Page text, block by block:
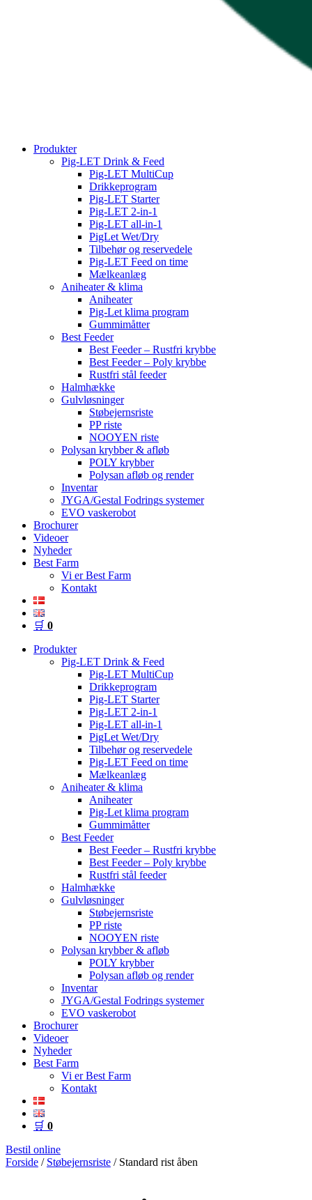
Produkter
Pig-LET Drink & Feed
Pig-LET MultiCup
Drikkeprogram
Pig-LET Starter
Pig-LET 2-in-1
Pig-LET all-in-1
PigLet Wet/Dry
Tilbehør og reservedele
Pig-LET Feed on time
Mælkeanlæg
Aniheater & klima
Aniheater
Pig-Let klima program
Gummimåtter
Best Feeder
Best Feeder – Rustfri krybbe
Best Feeder – Poly krybbe
Rustfri stål feeder
Halmhække
Gulvløsninger
Støbejernsriste
PP riste
NOOYEN riste
Polysan krybber & afløb
POLY krybber
Polysan afløb og render
Inventar
JYGA/Gestal Fodrings systemer
EVO vaskerobot
Brochurer
Videoer
Nyheder
Best Farm
Vi er Best Farm
Kontakt
🛒 0
Produkter
Pig-LET Drink & Feed
Pig-LET MultiCup
Drikkeprogram
Pig-LET Starter
Pig-LET 2-in-1
Pig-LET all-in-1
PigLet Wet/Dry
Tilbehør og reservedele
Pig-LET Feed on time
Mælkeanlæg
Aniheater & klima
Aniheater
Pig-Let klima program
Gummimåtter
Best Feeder
Best Feeder – Rustfri krybbe
Best Feeder – Poly krybbe
Rustfri stål feeder
Halmhække
Gulvløsninger
Støbejernsriste
PP riste
NOOYEN riste
Polysan krybber & afløb
POLY krybber
Polysan afløb og render
Inventar
JYGA/Gestal Fodrings systemer
EVO vaskerobot
Brochurer
Videoer
Nyheder
Best Farm
Vi er Best Farm
Kontakt
🛒 0
Bestil online
Forside / Støbejernsriste / Standard rist åben